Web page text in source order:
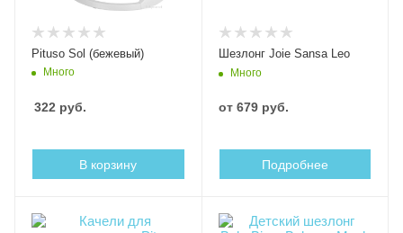
Pituso Sol (бежевый)
Много
322 руб.
В корзину
Шезлонг Joie Sansa Leo
Много
от 679 руб.
Подробнее